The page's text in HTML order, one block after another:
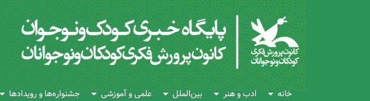
خانه ادب و هنر بین‌الملل علمی و آموزشی جشنواره‌ها و رویدادها